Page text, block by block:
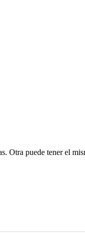
Otra puede tener el